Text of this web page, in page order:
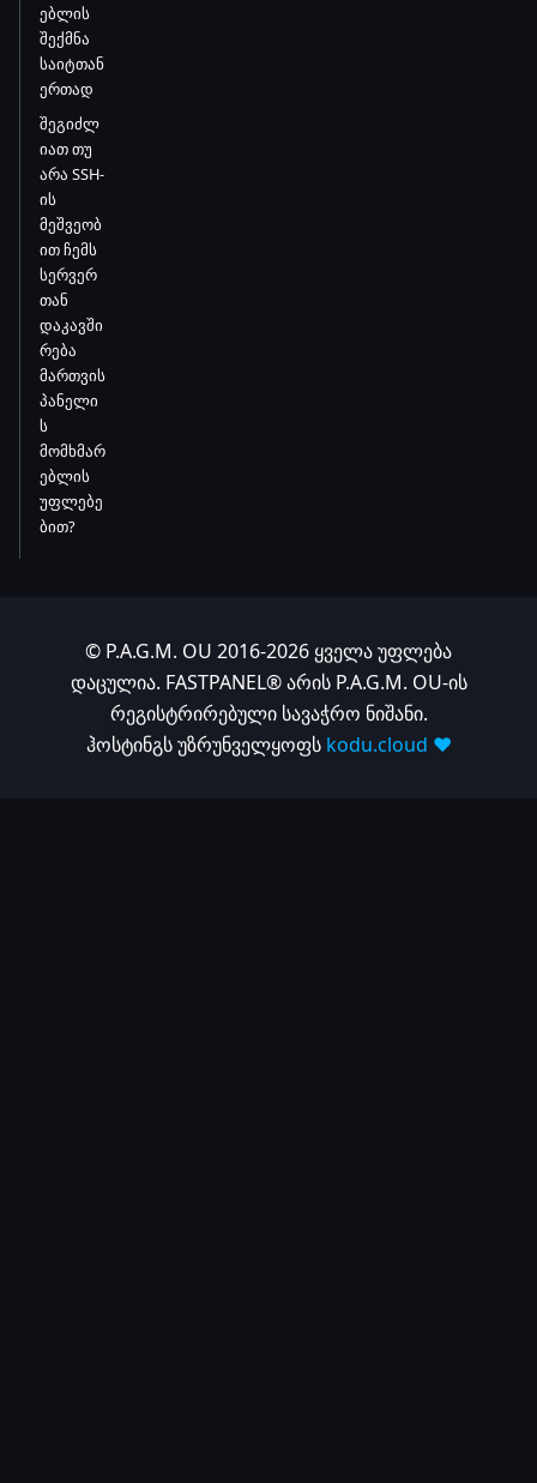
ებლის
შექმნა
საიტთან
ერთად
შეგიძლ
იათ თუ
არა SSH-
ის
მეშვეობ
ით ჩემს
სერვერ
თან
დაკავში
რება
მართვის
პანელი
ს
მომხმარ
ებლის
უფლებე
ბით?
© P.A.G.M. OU 2016-2026 ყველა უფლება
დაცულია. FASTPANEL® არის P.A.G.M. OU-ის
რეგისტრირებული სავაჭრო ნიშანი.
ჰოსტინგს უზრუნველყოფს kodu.cloud ❤️